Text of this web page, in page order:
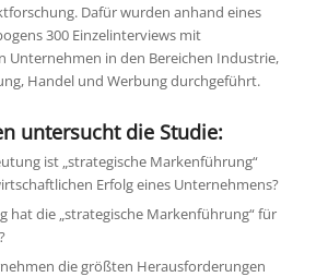
Dafür wurden anhand eines
300 Einzelinterviews mit
Unternehmen in den Bereichen Industrie,
Handel und Werbung durchgeführt.
untersucht die Studie:
ist „strategische Markenführung“
Erfolg eines Unternehmens?
hat die „strategische Markenführung“ für
die größten Herausforderungen